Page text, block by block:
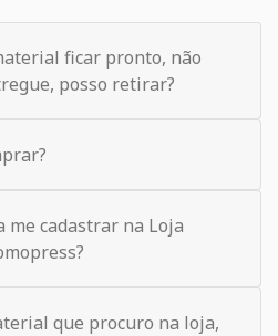
ficar pronto, não
posso retirar?
me cadastrar na Loja
que procuro na loja,